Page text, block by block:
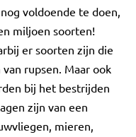
voldoende te doen,
miljoen soorten!
er soorten zijn die
rupsen. Maar ook
bij het bestrijden
zijn van een
mieren,